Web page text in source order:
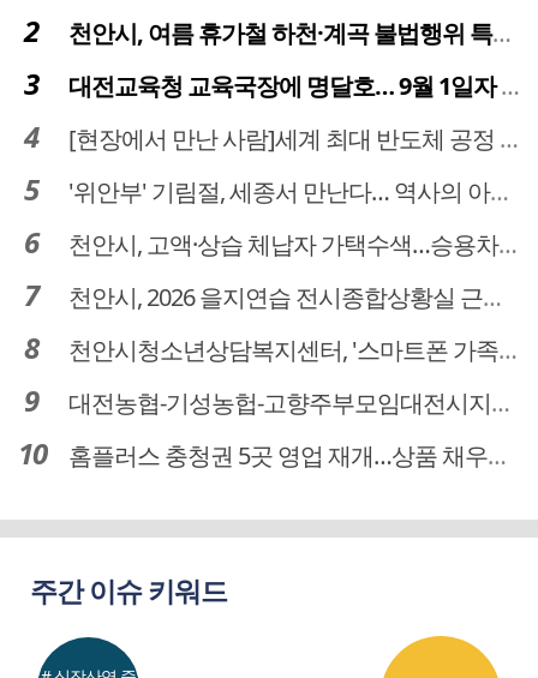
천안시, 여름 휴가철 하천·계곡 불법행위 특별단속
대전교육청 교육국장에 명달호… 9월 1일자 181명 인사
[현장에서 만난 사람]세계 최대 반도체 공정 장비 제조 기업 ASML 한종호 매니저
'위안부' 기림절, 세종서 만난다… 역사의 아픔 치유, '평화의 장'
천안시, 고액·상습 체납자 가택수색…승용차 압류·공매 착수
천안시, 2026 을지연습 전시종합상황실 근무자 사전교육
천안시청소년상담복지센터, '스마트폰 가족치유캠프' 운영
대전농협-기성농헙-고향주부모임대전시지회, 이심점심 중식지원 봉사활동
홈플러스 충청권 5곳 영업 재개…상품 채우기 ‘속도전’
주간 이슈 키워드